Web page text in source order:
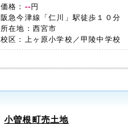
価格： --円
阪急今津線「仁川」駅徒歩１０分
所在地：西宮市
校区：上ヶ原小学校／甲陵中学校
小曽根町売土地